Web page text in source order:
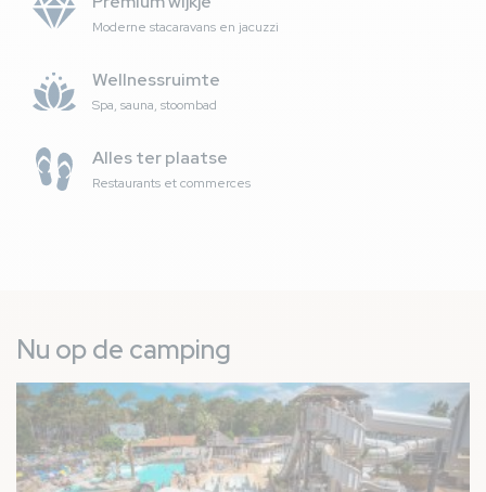
Moderne stacaravans en jacuzzi
Wellnessruimte
Spa, sauna, stoombad
Alles ter plaatse
Restaurants et commerces
Nu op de camping